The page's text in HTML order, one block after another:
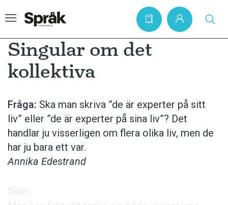
Artiklar
Krönikor
Språkfrågor
Skrivtips
Singular om det
kollektiva
Fråga: Ska man skriva ”de är experter på sitt
liv” eller ”de är experter på sina liv”? Det
handlar ju visserligen om flera olika liv, men de
har ju bara ett var.
Annika Edestrand